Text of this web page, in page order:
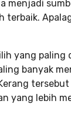
menjadi
terbaik.
yang paling
banyak
yang lebih